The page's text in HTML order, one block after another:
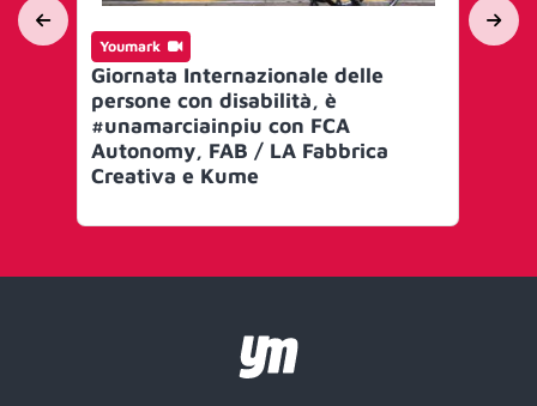
Youmark
Giornata Internazionale delle
persone con disabilità, è
#unamarciainpiu con FCA
Autonomy, FAB / LA Fabbrica
Creativa e Kume